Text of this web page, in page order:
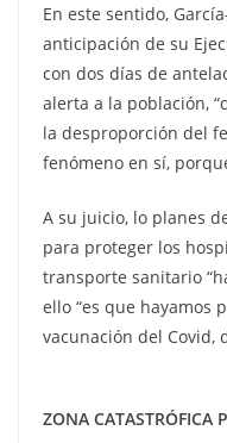
En este sentido,
anticipación de su
con dos días de
alerta a la población,
la desproporción del
fenómeno en sí,
A su juicio, lo planes
para proteger los
transporte sanitario
ello “es que hayamos
vacunación del Covid,
ZONA CATASTRÓFICA